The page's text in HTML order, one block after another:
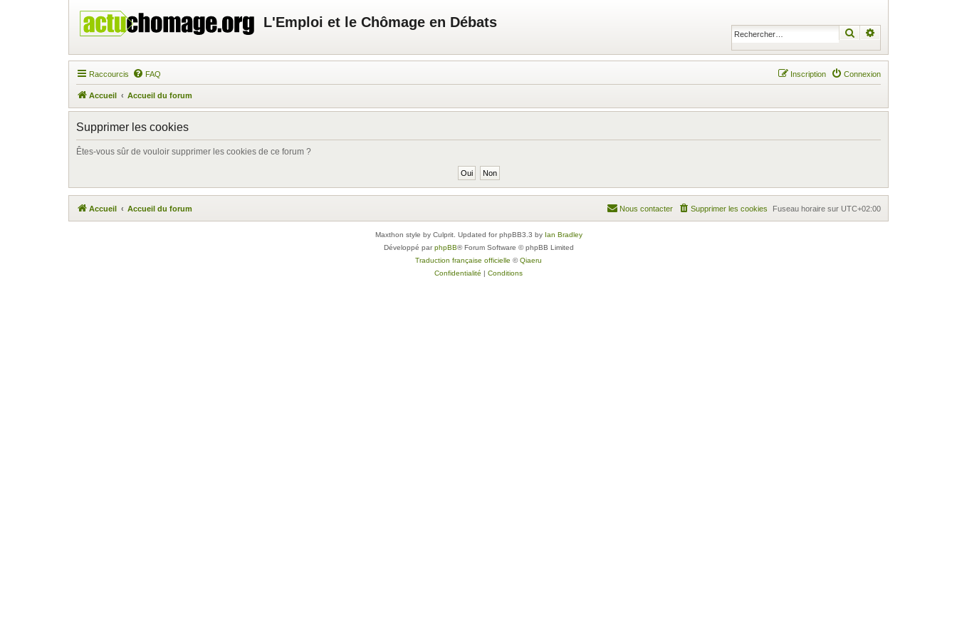
L'Emploi et le Chômage en Débats
Rechercher
Raccourcis FAQ Connexion
Inscription
Accueil Accueil du forum
Supprimer les cookies
Êtes-vous sûr de vouloir supprimer les cookies de ce forum ?
Accueil Accueil du forum Fuseau horaire sur UTC+02:00
Supprimer les cookies
Nous contacter
Maxthon style by Culprit. Updated for phpBB3.3 by Ian Bradley
Développé parphpBB® Forum Software © phpBB Limited
Traduction française officielle ©Qiaeru
Confidentialité | Conditions